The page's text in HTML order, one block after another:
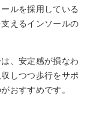
ルを採用している
えるインソールの
、安定感が損なわ
しつつ歩行をサポ
おすすめです。